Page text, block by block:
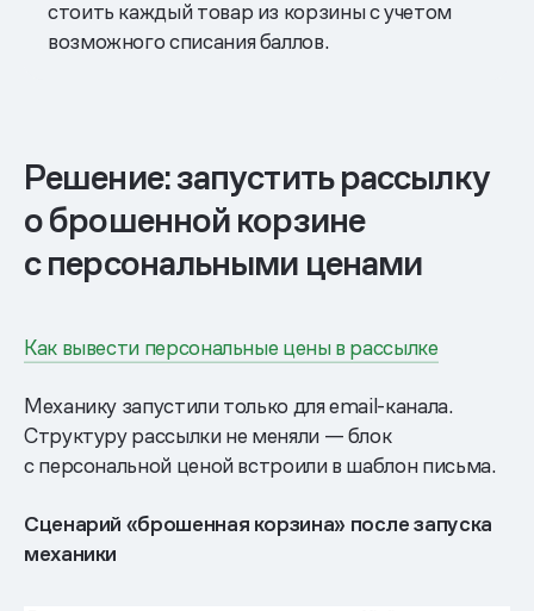
стоить каждый товар из корзины с учетом
возможного списания баллов.
Решение: запустить рассылку
о брошенной корзине
с персональными ценами
Как вывести персональные цены в рассылке
Механику запустили только для email-канала.
Структуру рассылки не меняли — блок
с персональной ценой встроили в шаблон письма.
Сценарий «брошенная корзина» после запуска
механики